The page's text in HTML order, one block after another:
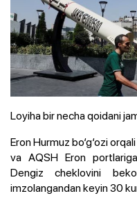
Loyiha bir necha qoidani
Eron Hurmuz bo‘g‘ozi
va AQSH Eron
Dengiz cheklovini
imzolangandan keyin 30